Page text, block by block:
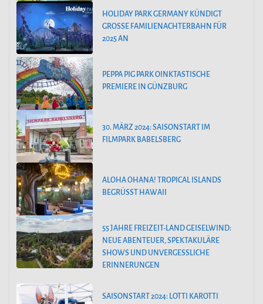
HOLIDAY PARK GERMANY KÜNDIGT
GROSSE FAMILIENACHTERBAHN FÜR 2
025 AN
PEPPA PIG PARK OINKTASTISCHE
PREMIERE IN GÜNZBURG
30. MÄRZ 2024: SAISONSTART IM
FILMPARK BABELSBERG
ALOHA OHANA! TROPICAL ISLANDS
BEGRÜSST HAWAII
55 JAHRE FREIZEIT-LAND GEISELWIND:
NEUE ABENTEUER, SPEKTAKULÄRE
SHOWS UND UNVERGESSLICHE
ERINNERUNGEN
SAISONSTART 2024: LOTTI KAROTTI